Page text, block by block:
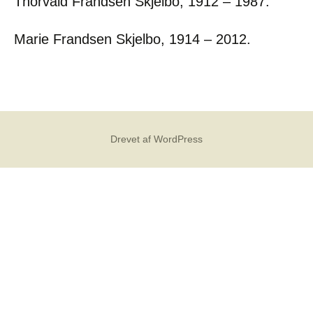
Marie Frandsen Skjelbo, 1914 – 2012.
Drevet af WordPress